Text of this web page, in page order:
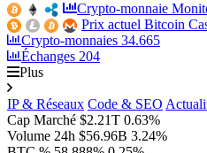
Crypto-monnaie
Prix actuel Bitcoin
Crypto-monnaies 34.665
Échanges 204
Plus
IP & Réseaux Code & SEO
Cap Marché $2.21T 0.63%
Volume 24h $56.96B 3.24%